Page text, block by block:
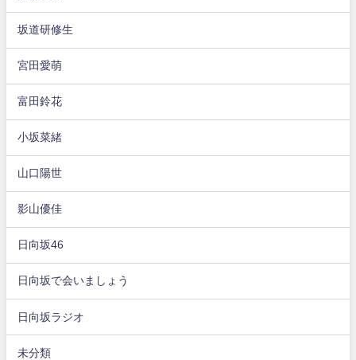
坂道研修生
宮田愛萌
富田鈴花
小坂菜緒
山口陽世
影山優佳
日向坂46
日向坂で会いましょう
日向坂ラジオ
未分類